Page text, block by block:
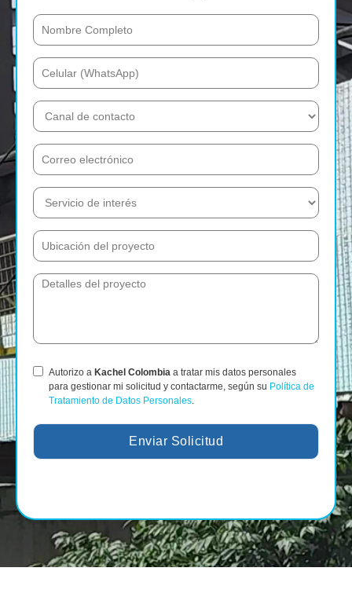
Autorizo a Kachel Colombia a tratar mis datos personales
para gestionar mi solicitud y contactarme, según su Política de
Tratamiento de Datos Personales
Enviar Solicitud